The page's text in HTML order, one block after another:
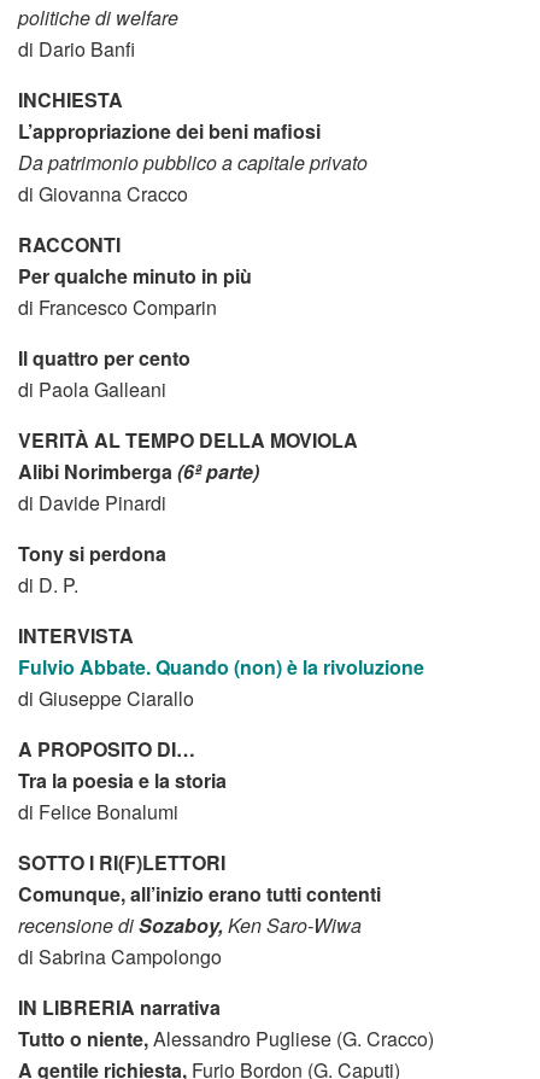
politiche di welfare
di Dario Banfi
INCHIESTA
L’appropriazione dei beni mafiosi
Da patrimonio pubblico a capitale privato
di Giovanna Cracco
RACCONTI
Per qualche minuto in più
di Francesco Comparin
Il quattro per cento
di Paola Galleani
VERITÀ AL TEMPO DELLA MOVIOLA
Alibi Norimberga(6ª parte)
di Davide Pinardi
Tony si perdona
di D. P.
INTERVISTA
Fulvio Abbate. Quando (non) è la rivoluzione
di Giuseppe Ciarallo
A PROPOSITO DI…
Tra la poesia e la storia
di Felice Bonalumi
SOTTO I RI(F)LETTORI
Comunque, all’inizio erano tutti contenti
recensione diSozaboy, Ken Saro-Wiwa
di Sabrina Campolongo
IN LIBRERIA narrativa
Tutto o niente,Alessandro Pugliese (G. Cracco)
A gentile richiesta, Furio Bordon (G. Caputi)